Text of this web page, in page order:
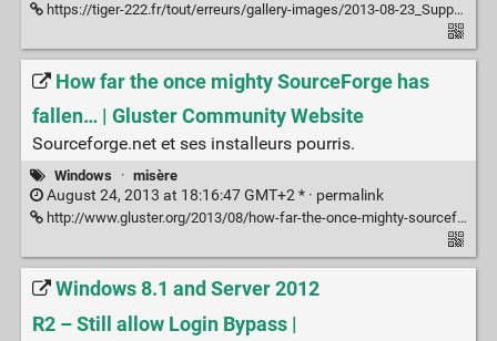
https://tiger-222.fr/tout/erreurs/gallery-images/2013-08-23_Suppression_Iminent.jpg
How far the once mighty SourceForge has
fallen… | Gluster Community Website
Sourceforge.net et ses installeurs pourris.
Windows · misère
August 24, 2013 at 18:16:47 GMT+2 * · permalink
http://www.gluster.org/2013/08/how-far-the-once-mighty-sourceforge-has-fallen/
Windows 8.1 and Server 2012
R2 – Still allow Login Bypass |